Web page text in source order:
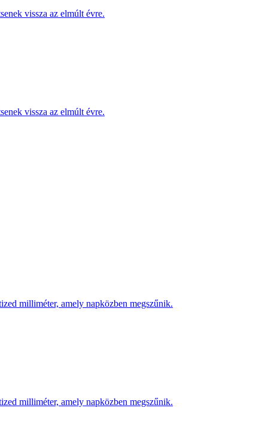
vissza az elmúlt évre.
vissza az elmúlt évre.
milliméter, amely napközben megszűnik.
milliméter, amely napközben megszűnik.